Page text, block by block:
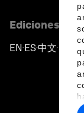
Ediciones en
EN ▪ES▪中文▪ 日本